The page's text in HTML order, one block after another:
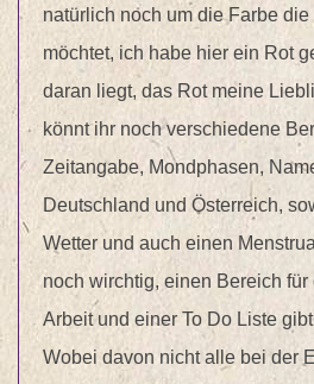
natürlich noch um die Farbe
möchtet, ich habe hier ein Rot
daran liegt, das Rot meine
könnt ihr noch verschiedene
Zeitangabe, Mondphasen,
Deutschland und Österreich,
Wetter und auch einen
noch wirchtig, einen Bereich
Arbeit und einer To Do Liste
Wobei davon nicht alle bei der